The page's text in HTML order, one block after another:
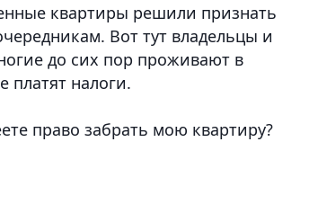
квартиры решили признать
Вот тут владельцы и
до сих пор проживают в
платят налоги.
право забрать мою квартиру?